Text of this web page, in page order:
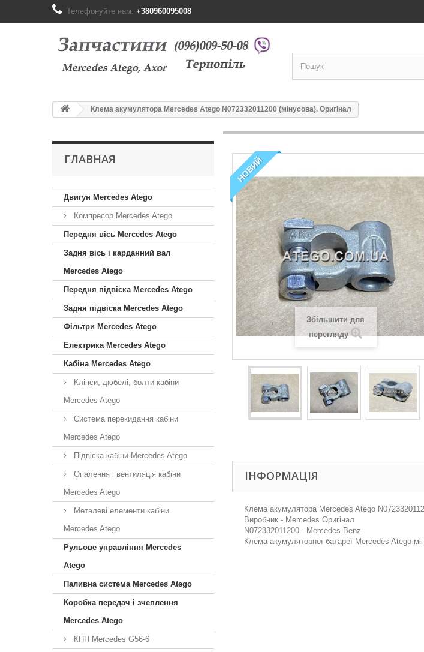
Телефонуйте нам: +380960095008
Клема акумулятора Mercedes Atego N072332011200 (мінусова). Оригінал
ГЛАВНАЯ
Двигун Mercedes Atego
Компресор Mercedes Atego
Передня вісь Mercedes Atego
Задня вісь і карданний вал
Mercedes Atego
Передня підвіска Mercedes Atego
Задня підвіска Mercedes Atego
Фільтри Mercedes Atego
Електрика Mercedes Atego
Кабіна Mercedes Atego
Кліпси, дюбелі, болти кабіни
Mercedes Atego
Система перекидання кабіни
Mercedes Atego
Підвіска кабіни Mercedes Atego
Опалення і вентиляція кабіни
Mercedes Atego
Металеві елементи кабіни
Mercedes Atego
Рульове управління Mercedes
Atego
Паливна система Mercedes Atego
Коробка передач і зчеплення
Mercedes Atego
КПП Mercedes G56-6
НОВИЙ
Збільшити для
перегляду
ІНФОРМАЦІЯ
Клема акумулятора Mercedes Atego
Виробник - Mercedes Оригінал
N072332011200 - Mercedes Benz
Клема акумуляторної батареї Mercedes Atego